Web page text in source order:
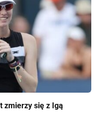
zmierzy się z Igą